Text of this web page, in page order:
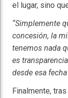
el lugar, sino
“Simplemente
concesión, la
tenemos nada
es
desde esa
Finalmente,